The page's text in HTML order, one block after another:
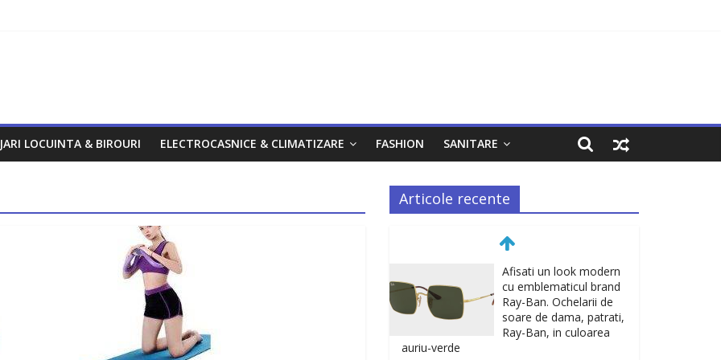
LOCUINTA & BIROURI ELECTROCASNICE & CLIMATIZARE FASHION SANITARE
Articole recente
Afisati un look modern
cu emblematicul brand
Ray-Ban. Ochelarii de
soare de dama, patrati,
Ray-Ban, in culoarea
auriu-verde